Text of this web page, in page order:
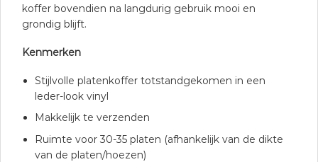
koffer bovendien na langdurig gebruik mooi en
grondig blijft.
Kenmerken
Stijlvolle platenkoffer totstandgekomen in een
leder-look vinyl
Makkelijk te verzenden
Ruimte voor 30-35 platen (afhankelijk van de dikte
van de platen/hoezen)